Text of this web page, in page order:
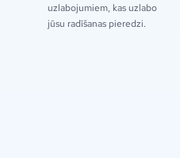
uzlabojumiem, kas uzlabo
jūsu radīšanas pieredzi.